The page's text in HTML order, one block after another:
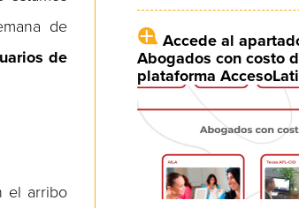
de
de
el arribo
Accede al
Abogados con costo
plataforma